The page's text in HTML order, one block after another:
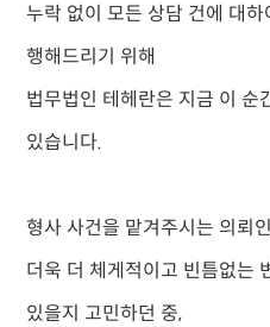
누락 없이 모든 상담 건에 대
행해드리기 위해
법무법인 테헤란은 지금 이 순
있습니다.
형사 사건을 맡겨주시는 의뢰
더욱 더 체게적이고 빈틈없는
있을지 고민하던 중,